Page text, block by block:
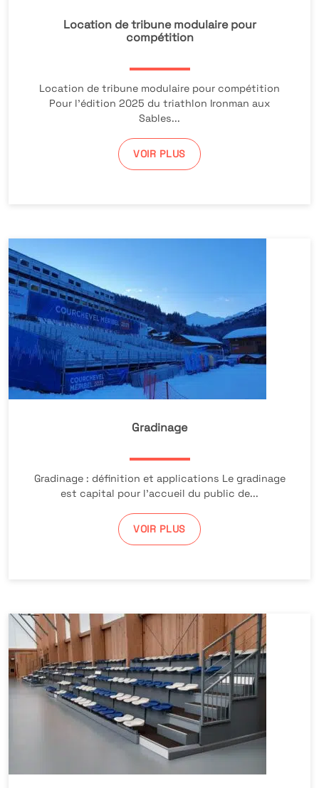
Location de tribune modulaire pour
compétition
Location de tribune modulaire pour compétition
Pour l’édition 2025 du triathlon Ironman aux
Sables...
VOIR PLUS
Gradinage
Gradinage : définition et applications Le gradinage
est capital pour l’accueil du public de...
VOIR PLUS